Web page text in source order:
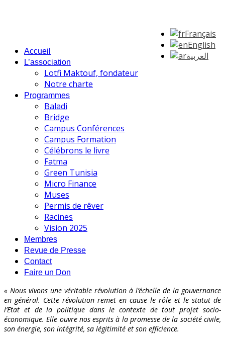
Français
English
العربية
Accueil
L’association
Lotfi Maktouf, fondateur
Notre charte
Programmes
Baladi
Bridge
Campus Conférences
Campus Formation
Célébrons le livre
Fatma
Green Tunisia
Micro Finance
Muses
Permis de rêver
Racines
Vision 2025
Membres
Revue de Presse
Contact
Faire un Don
« Nous vivons une véritable révolution à l’échelle de la gouvernance
en général. Cette révolution remet en cause le rôle et le statut de
l’Etat et de la politique dans le contexte de tout projet socio-
économique. Elle ouvre nos esprits à la promesse de la société civile,
son énergie, son intégrité, sa légitimité et son efficience.